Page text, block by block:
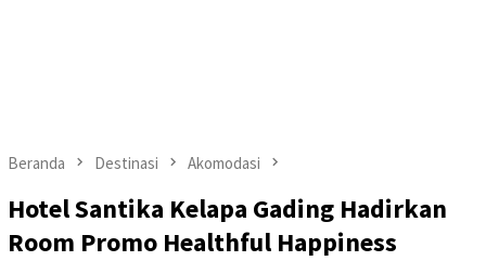
Beranda Destinasi Akomodasi
Hotel Santika Kelapa Gading Hadirkan
Room Promo Healthful Happiness